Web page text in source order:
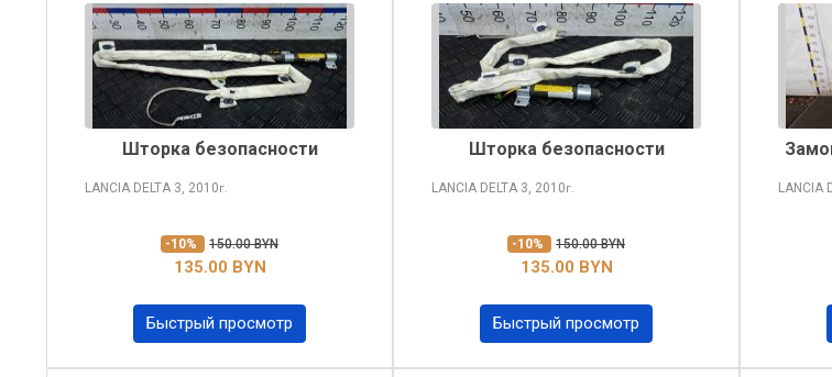
Шторка безопасности
LANCIA DELTA 3, 2010г.
-10% 150.00 BYN
135.00 BYN
Быстрый просмотр
Шторка безопасности
LANCIA DELTA 3, 2010г.
-10% 150.00 BYN
135.00 BYN
Быстрый просмотр
LANCIA